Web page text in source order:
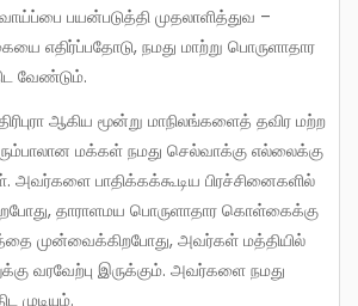
பயன்படுத்தி முதலாளித்துவ –
எதிர்ப்பதோடு, நமது மாற்று பொருளாதார
வேண்டும்.
மக்கள் நமது செல்வாக்கு எல்லைக்கு
அவர்களை பாதிக்கக்கூடிய பிரச்சினைகளில்
தாராளமய பொருளாதார கொள்கைக்கு
முன்வைக்கிறபோது, அவர்கள் மத்தியில்
வரவேற்பு இருக்கும். அவர்களை நமது